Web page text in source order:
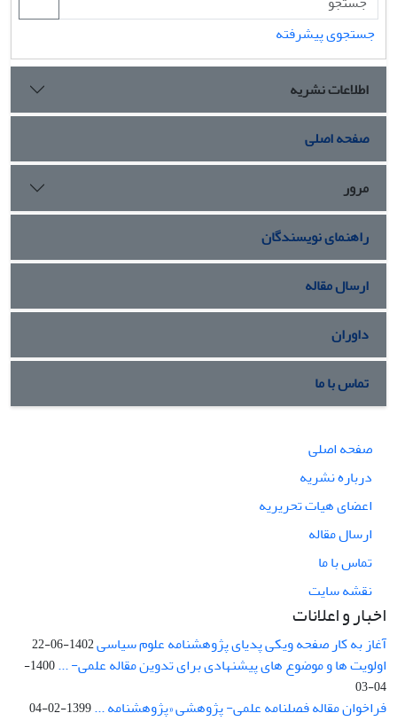
جستجوی پیشرفته
اطلاعات نشریه
صفحه اصلی
مرور
راهنمای نویسندگان
ارسال مقاله
داوران
تماس با ما
صفحه اصلی
درباره نشریه
اعضای هیات تحریریه
ارسال مقاله
تماس با ما
نقشه سایت
اخبار و اعلانات
آغاز به کار صفحه ویکی پدیای پژوهشنامه علوم سیاسی1402-06-22
اولویت ها و موضوع های پیشنهادی برای تدوین مقاله علمی- ...
1400-
04-03
فراخوان مقاله فصلنامه علمی- پژوهشی «پژوهشنامه ...1399-02-04